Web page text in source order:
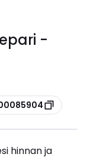
-
hinnan ja